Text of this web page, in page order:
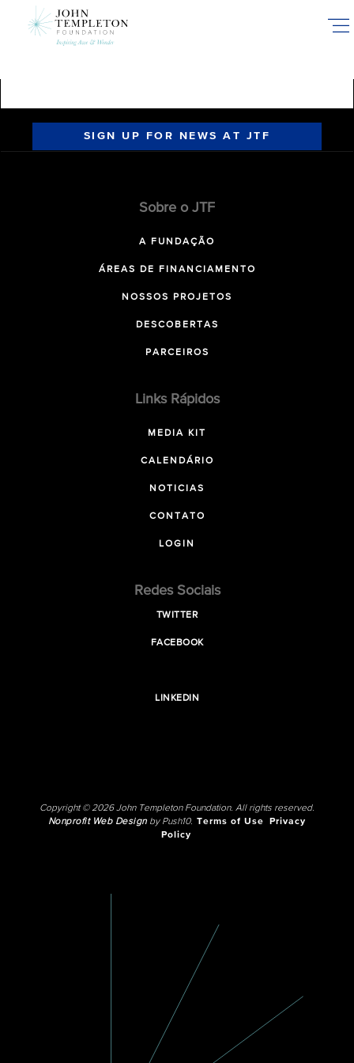
SIGN UP FOR NEWS AT JTF
Sobre o JTF
A FUNDAÇÃO
ÁREAS DE FINANCIAMENTO
NOSSOS PROJETOS
DESCOBERTAS
PARCEIROS
Links Rápidos
MEDIA KIT
CALENDÁRIO
NOTICIAS
CONTATO
LOGIN
Redes Sociais
TWITTER
FACEBOOK
LINKEDIN
Copyright © 2026 John Templeton Foundation. All rights reserved.
Nonprofit Web Designby Push10. Terms of Use
Privacy
Policy